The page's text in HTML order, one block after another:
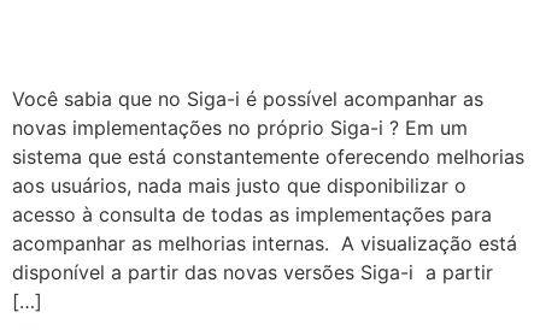
Você sabia que no Siga-i é possível acompanhar as
novas implementações no próprio Siga-i ? Em um
sistema que está constantemente oferecendo melhorias
aos usuários, nada mais justo que disponibilizar o
acesso à consulta de todas as implementações para
acompanhar as melhorias internas. A visualização está
disponível a partir das novas versões Siga-i a partir
[…]